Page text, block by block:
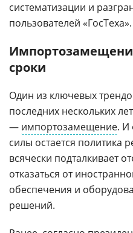
систематизации и
пользователей «ГосТеха».
сроки
Один из ключевых
последних нескольких
— импортозамещение. И
силы остается политика
всячески подталкивает
отказаться от
обеспечения и
решений.